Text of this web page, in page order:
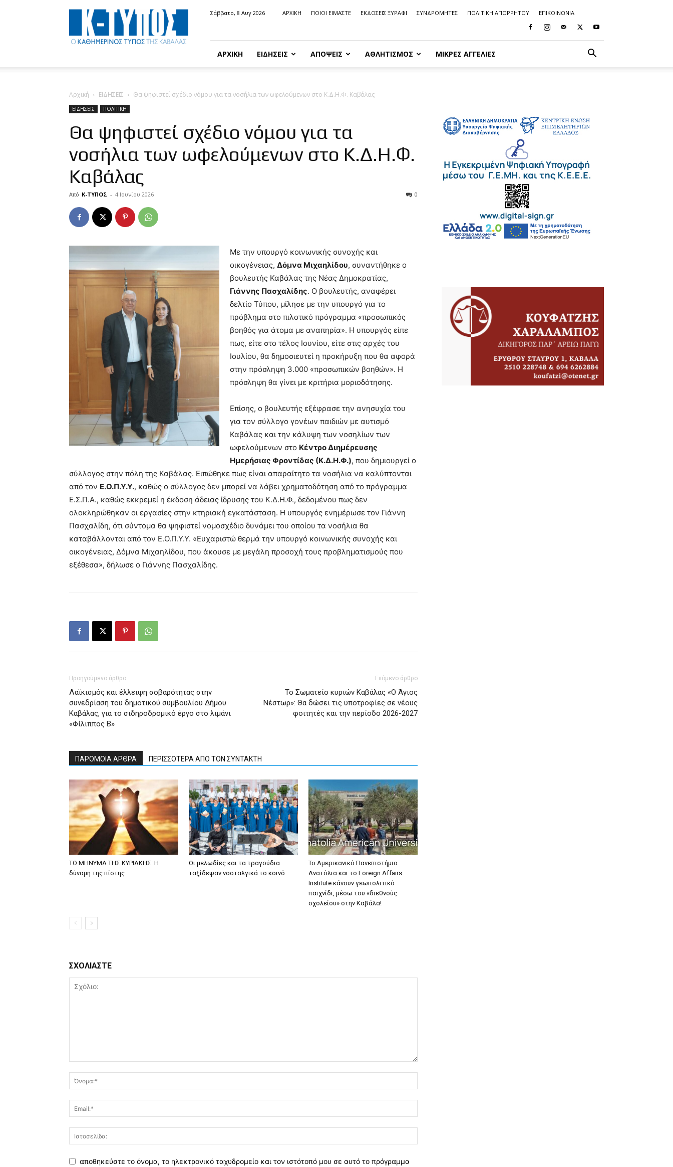
Κ-
ΤΥΠΟΣ
Σάββατο, 8 Αυγ 2026 ΑΡΧΙΚΗ ΠΟΙΟΙ ΕΙΜΑΣΤΕ ΕΚΔΟΣΕΙΣ ΞΥΡΑΦΙ ΣΥΝΔΡΟΜΗΤΕΣ ΠΟΛΙΤΙΚΗ ΑΠΟΡΡΗΤΟΥ ΕΠΙΚΟΙΝΩΝΙΑ
ΑΡΧΙΚΗ ΕΙΔΗΣΕΙΣ ΑΠΟΨΕΙΣ ΑΘΛΗΤΙΣΜΟΣ ΜΙΚΡΈΣ ΑΓΓΕΛΊΕΣ
Αρχική ΕΙΔΗΣΕΙΣ Θα ψηφιστεί σχέδιο νόμου για τα νοσήλια των ωφελούμενων στο Κ.Δ.Η.Φ. Καβάλας
ΕΙΔΗΣΕΙΣ ΠΟΛΙΤΙΚΗ
Θα ψηφιστεί σχέδιο νόμου για τα
νοσήλια των ωφελούμενων στο Κ.Δ.Η.Φ.
Καβάλας
Από Κ-ΤΥΠΟΣ - 4 Ιουνίου 2026 0
Με την υπουργό κοινωνικής συνοχής και
οικογένειας, Δόμνα Μιχαηλίδου, συναντήθηκε ο
βουλευτής Καβάλας της Νέας Δημοκρατίας,
Γιάννης Πασχαλίδης. Ο βουλευτής, αναφέρει
δελτίο Τύπου, μίλησε με την υπουργό για το
πρόβλημα στο πιλοτικό πρόγραμμα «προσωπικός
βοηθός για άτομα με αναπηρία». Η υπουργός είπε
πως, είτε στο τέλος Ιουνίου, είτε στις αρχές του
Ιουλίου, θα δημοσιευτεί η προκήρυξη που θα αφορά
στην πρόσληψη 3.000 «προσωπικών βοηθών». Η
πρόσληψη θα γίνει με κριτήρια μοριοδότησης.
Επίσης, ο βουλευτής εξέφρασε την ανησυχία του
για τον σύλλογο γονέων παιδιών με αυτισμό
Καβάλας και την κάλυψη των νοσηλίων των
ωφελούμενων στο Κέντρο Διημέρευσης
Ημερήσιας Φροντίδας (Κ.Δ.Η.Φ.), που δημιουργεί ο
σύλλογος στην πόλη της Καβάλας. Ειπώθηκε πως είναι απαραίτητο τα νοσήλια να καλύπτονται
από τον Ε.Ο.Π.Υ.Υ., καθώς ο σύλλογος δεν μπορεί να λάβει χρηματοδότηση από το πρόγραμμα
Ε.Σ.Π.Α., καθώς εκκρεμεί η έκδοση άδειας ίδρυσης του Κ.Δ.Η.Φ., δεδομένου πως δεν
ολοκληρώθηκαν οι εργασίες στην κτηριακή εγκατάσταση. Η υπουργός ενημέρωσε τον Γιάννη
Πασχαλίδη, ότι σύντομα θα ψηφιστεί νομοσχέδιο δυνάμει του οποίου τα νοσήλια θα
καταβάλλονται από τον Ε.Ο.Π.Υ.Υ. «Ευχαριστώ θερμά την υπουργό κοινωνικής συνοχής και
οικογένειας, Δόμνα Μιχαηλίδου, που άκουσε με μεγάλη προσοχή τους προβληματισμούς που
εξέθεσα», δήλωσε ο Γιάννης Πασχαλίδης.
Προηγούμενο άρθρο
Λαϊκισμός και έλλειψη σοβαρότητας στην
συνεδρίαση του δημοτικού συμβουλίου Δήμου
Καβάλας, για το σιδηροδρομικό έργο στο λιμάνι
«Φίλιππος Β»
Επόμενο άρθρο
Το Σωματείο κυριών Καβάλας «Ο Άγιος
Νέστωρ»: Θα δώσει τις υποτροφίες σε νέους
φοιτητές και την περίοδο 2026-2027
ΠΑΡΟΜΟΙΑ ΑΡΘΡΑ ΠΕΡΙΣΣΟΤΕΡΑ ΑΠΟ ΤΟΝ ΣΥΝΤΑΚΤΗ
ΤΟ ΜΗΝΥΜΑ ΤΗΣ ΚΥΡΙΑΚΗΣ: Η
δύναμη της πίστης
Οι μελωδίες και τα τραγούδια
ταξίδεψαν νοσταλγικά το κοινό
Το Αμερικανικό Πανεπιστήμιο
Ανατόλια και το Foreign Affairs
Institute κάνουν γεωπολιτικό
παιχνίδι, μέσω του «διεθνούς
σχολείου» στην Καβάλα!
ΣΧΟΛΙΑΣΤΕ
αποθηκεύστε το όνομα, το ηλεκτρονικό ταχυδρομείο και τον ιστότοπό μου σε αυτό το πρόγραμμα